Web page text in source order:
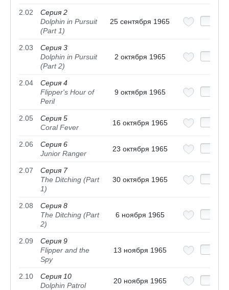
2.02
Серия 2
Dolphin in Pursuit
(Part 1)
25 сентября 1965
2.03
Серия 3
Dolphin in Pursuit
(Part 2)
2 октября 1965
2.04
Серия 4
Flipper's Hour of
Peril
9 октября 1965
2.05
Серия 5
Coral Fever
16 октября 1965
2.06
Серия 6
Junior Ranger
23 октября 1965
2.07
Серия 7
The Ditching (Part
1)
30 октября 1965
2.08
Серия 8
The Ditching (Part
2)
6 ноября 1965
2.09
Серия 9
Flipper and the
Spy
13 ноября 1965
2.10
Серия 10
Dolphin Patrol
20 ноября 1965